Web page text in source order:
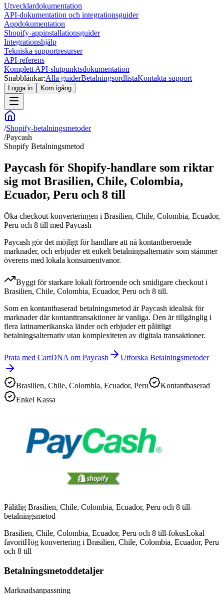
Utvecklardokumentation
API-dokumentation och integrationsguider
Appdokumentation
Shopify-appinstallationsguider
Integrationshjälp
Tekniska supportresurser
API-referens
Komplett API-slutpunktsdokumentation
Snabblänkar:Alla guiderBetalningsordlistaKontakta support
Logga in Kom igång
/Shopify-betalningsmetoder
/Paycash
Shopify Betalningsmetod
Paycash för Shopify-handlare som riktar
sig mot Brasilien, Chile, Colombia,
Ecuador, Peru och 8 till
Öka checkout-konverteringen i Brasilien, Chile, Colombia, Ecuador,
Peru och 8 till med Paycash
Paycash gör det möjligt för handlare att nå kontantberoende
marknader, och erbjuder ett enkelt betalningsalternativ som stämmer
överens med lokala konsumentvanor.
Byggt för starkare lokalt förtroende och smidigare checkout i
Brasilien, Chile, Colombia, Ecuador, Peru och 8 till.
Som en kontantbaserad betalningsmetod är Paycash idealisk för
marknader där kontanttransaktioner är vanliga. Den är tillgänglig i
flera latinamerikanska länder och erbjuder ett pålitligt
betalningsalternativ utan komplexiteten av digitala transaktioner.
Prata med CartDNA om Paycash Utforska Betalningsmetoder
Brasilien, Chile, Colombia, Ecuador, Peru
Kontantbaserad
Enkel Kassa
Pålitlig Brasilien, Chile, Colombia, Ecuador, Peru och 8 till-
betalningsmetod
Brasilien, Chile, Colombia, Ecuador, Peru och 8 till-fokusLokal
favoritHög konvertering i Brasilien, Chile, Colombia, Ecuador, Peru
och 8 till
Betalningsmetoddetaljer
Marknadsanpassning